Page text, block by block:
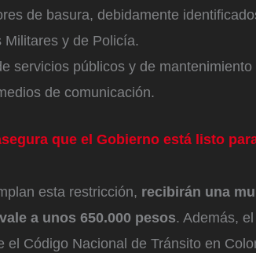
de basura, debidamente
y de Policía.
servicios públicos y de mantenimiento
de comunicación.
que el Gobierno está listo
esta restricción, recibirán una
a unos 650.000 pesos. Además,
el Código Nacional de Tránsito en